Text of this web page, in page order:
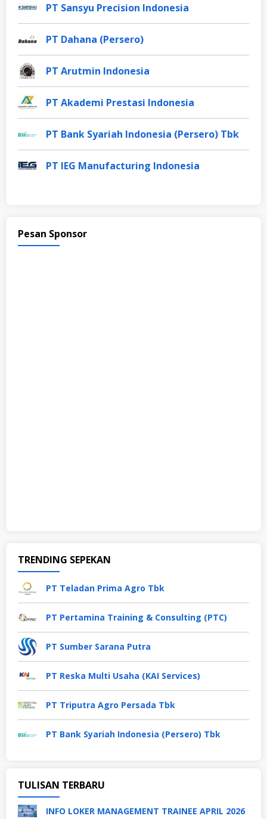
PT Sansyu Precision Indonesia
PT Dahana (Persero)
PT Arutmin Indonesia
PT Akademi Prestasi Indonesia
PT Bank Syariah Indonesia (Persero) Tbk
PT IEG Manufacturing Indonesia
Pesan Sponsor
TRENDING SEPEKAN
PT Teladan Prima Agro Tbk
PT Pertamina Training & Consulting (PTC)
PT Sumber Sarana Putra
PT Reska Multi Usaha (KAI Services)
PT Triputra Agro Persada Tbk
PT Bank Syariah Indonesia (Persero) Tbk
TULISAN TERBARU
INFO LOKER MANAGEMENT TRAINEE APRIL 2026